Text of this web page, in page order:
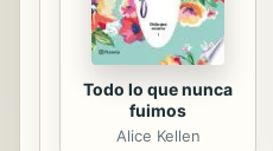
Todo lo que nunca
fuimos
Alice Kellen